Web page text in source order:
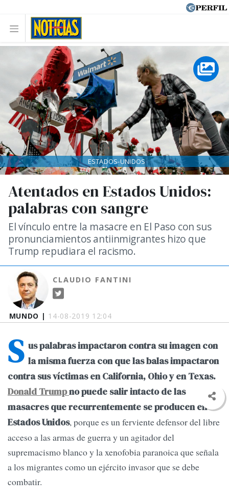
MUNDO | 14-08-2019 12:04
Atentados en Estados Unidos:
palabras con sangre
El vínculo entre la masacre en El Paso con sus
pronunciamientos antiinmigrantes hizo que
Trump repudiara el racismo.
CLAUDIO FANTINI
ESTADOS-UNIDOS
S us palabras impactaron contra su imagen con
la misma fuerza con que las balas impactaron
contra sus víctimas en California, Ohio y en Texas.
Donald Trumpno puede salir intacto de las
masacres que recurrentemente se producen en
Estados Unidos, porque es un ferviente defensor del libre
acceso a las armas de guerra y un agitador del
supremacismo blanco y la xenofobia paranoica que señala
a los migrantes como un ejército invasor que se debe
combatir.